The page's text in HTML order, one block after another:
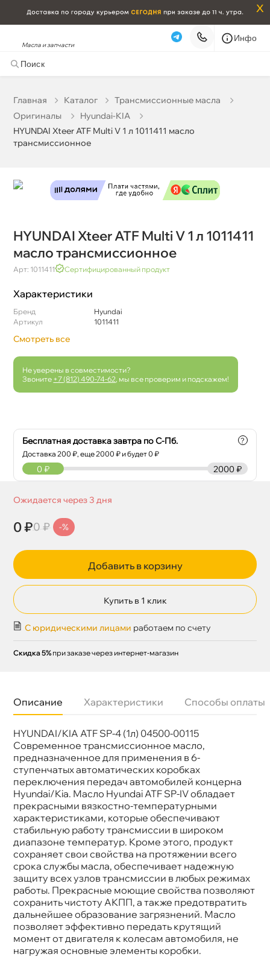
x
Масла и запчасти
Инфо
Главная Катало
Трансмиссионные масла
Оригиналы
Hyundai-KIA
HYUNDAI Xteer ATF Multi V 1 л 1011411 масло
трансмиссионное
HYUNDAI Xteer ATF Multi V 1 л 1011411
масло трансмиссионное
Арт: 1011411 Сертифицированный продукт
Характеристики
Бренд
Hyundai
Артикул
1011411
Смотреть все
Не уверены в совместимости?
Звоните +7 (812) 490-74-62 , мы все проверим и подскажем!
Бесплатная доставка завтра по С-Пб.
Доставка200 ₽, еще2000 ₽ и будет 0 ₽
?
2000 ₽
0 ₽
Ожидается через 3 дня
0 ₽0 ₽ -%
Добавить в корзину
Купить в 1 клик
С юридическими лицами работаем по счету
Скидка 5% при заказе через интернет-магазин
Описание Характеристики Способы оплаты
HYUNDAI/KIA ATF SP-4 (1л) 04500-00115
Современное трансмиссионное масло,
предназначенное для применения в 6-
ступенчатых автоматических коробках
переключения передач автомобилей концерна
Hyundai/Kia. Масло Hyundai ATF SP-IV обладает
прекрасными вязкостно-температурными
характеристиками, которые обеспечивают
стабильную работу трансмиссии в широком
диапазоне температур. Кроме этого, продукт
сохраняет свои свойства на протяжении всего
срока службы масла, обеспечивает надежную
защиту всех узлов трансмиссии в любых режимах
работы. Прекрасные моющие свойства позволяют
сохранить чистоту АКПП, а также предотвратить
дальнейшее образование загрязнений. Масло
позволяет эффективно передать крутящий
момент от двигателя к колесам автомобиля, не
нагружая основные элементы коробки.
Бренд
Hyundai
Артикул
HYUNDAI Xteer ATF Multi V 1 л 1011411 масло
Бесплатная Завтра, 09.08 (при заказе от 2000₽)
Срочная за 2 ч – 399 ₽
Карта Список